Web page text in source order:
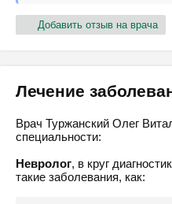
Добавить отзыв на врача
Лечение
Врач Туржанский Олег
специальности:
Невролог, в круг
такие заболевания, как: